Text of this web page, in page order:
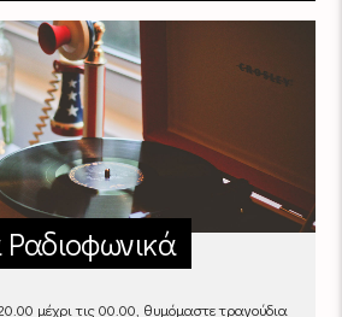
Ραδιοφωνικά
μέχρι τις 00.00, θυμόμαστε τραγούδια